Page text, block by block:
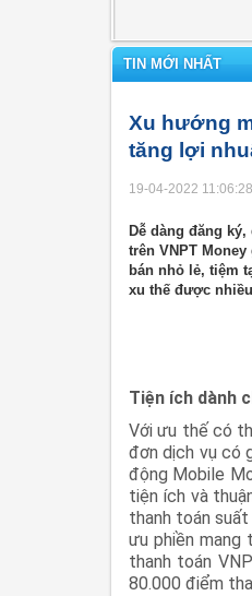
TIN MỚI NHẤT
Xu hướng
tăng lợi
19-04-2022 11:06:28
Dễ dàng đăng
trên VNPT
bán nhỏ lẻ, tiệm
xu thế được
Tiện ích dành
Với ưu thế có
đơn dịch vụ có
động Mobile
tiện ích và
thanh toán
ưu phiền
thanh toán
80.000 điểm